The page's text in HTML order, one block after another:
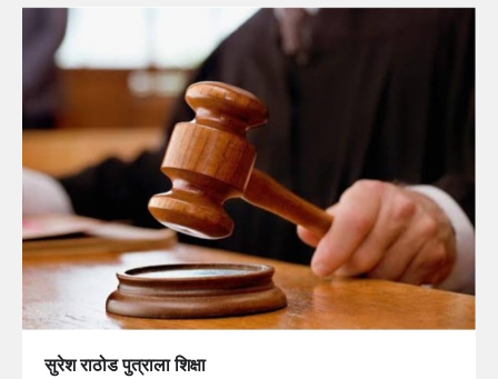
सुरेश राठोड पुत्राला शिक्षा